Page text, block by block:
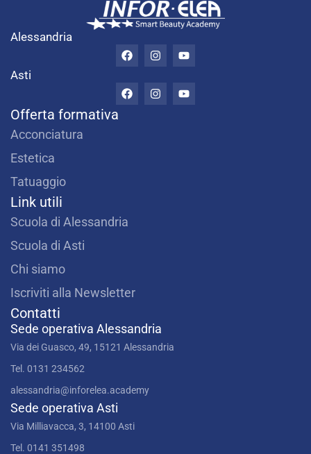
Alessandria
F
a
b
I
n
a
Y
o
u
Asti
F
a
I
n
Y
o
Offerta formativa
Acconciatura
Estetica
Tatuaggio
Link utili
Scuola di Alessandria
Scuola di Asti
Chi siamo
Iscriviti alla Newsletter
Contatti
Sede operativa Alessandria
Via dei Guasco, 49, 15121 Alessandria
Tel. 0131 234562
alessandria@inforelea.academy
Sede operativa Asti
Via Milliavacca, 3, 14100 Asti
Tel. 0141 351498